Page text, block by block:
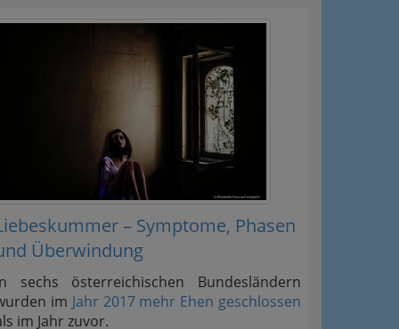
– Symptome, Phasen
Überwindung
sechs österreichischen Bundesländern
im Jahr 2017 mehr Ehen geschlossen
im Jahr zuvor.